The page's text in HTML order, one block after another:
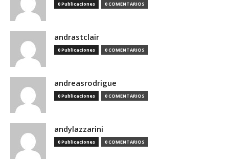
0 Publicaciones 0 COMENTARIOS
andrastclair
0 Publicaciones 0 COMENTARIOS
andreasrodrigue
0 Publicaciones 0 COMENTARIOS
andylazzarini
0 Publicaciones 0 COMENTARIOS